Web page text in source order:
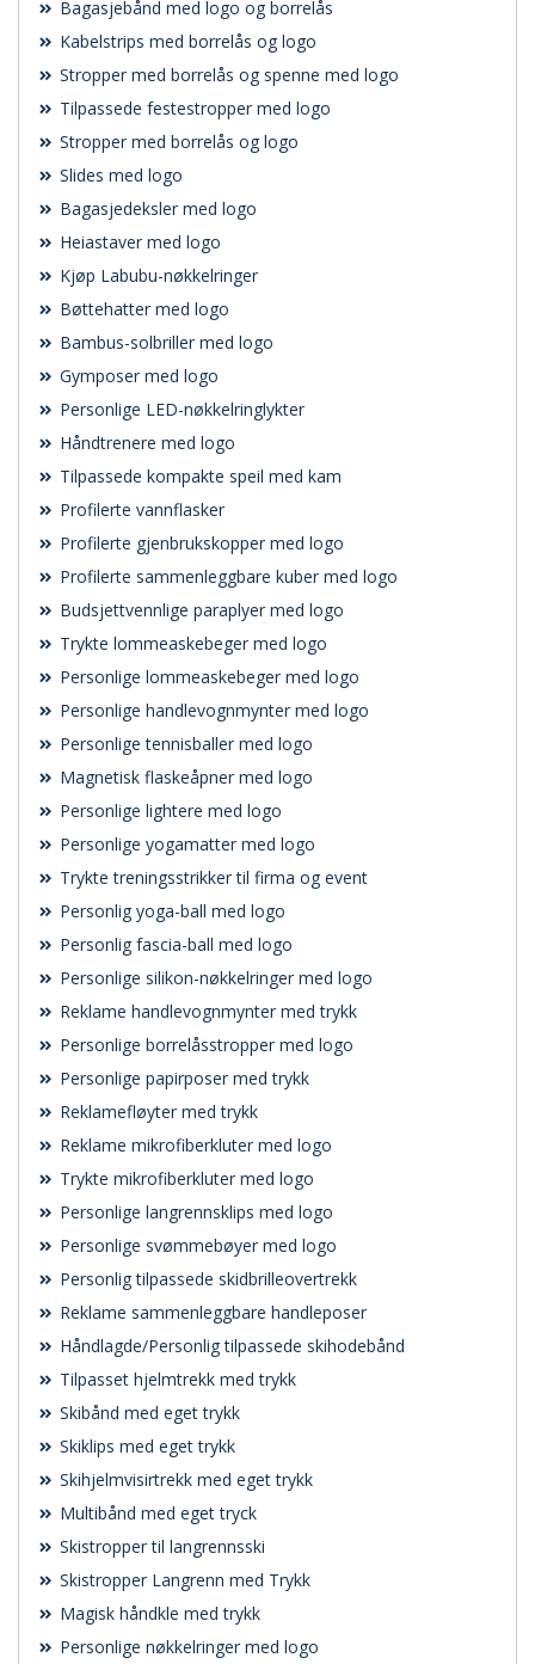
Bagasjebånd med logo og borrelås
Kabelstrips med borrelås og logo
Stropper med borrelås og spenne med logo
Tilpassede festestropper med logo
Stropper med borrelås og logo
Slides med logo
Bagasjedeksler med logo
Heiastaver med logo
Kjøp Labubu-nøkkelringer
Bøttehatter med logo
Bambus-solbriller med logo
Gymposer med logo
Personlige LED-nøkkelringlykter
Håndtrenere med logo
Tilpassede kompakte speil med kam
Profilerte vannflasker
Profilerte gjenbrukskopper med logo
Profilerte sammenleggbare kuber med logo
Budsjettvennlige paraplyer med logo
Trykte lommeaskebeger med logo
Personlige lommeaskebeger med logo
Personlige handlevognmynter med logo
Personlige tennisballer med logo
Magnetisk flaskeåpner med logo
Personlige lightere med logo
Personlige yogamatter med logo
Trykte treningsstrikker til firma og event
Personlig yoga-ball med logo
Personlig fascia-ball med logo
Personlige silikon-nøkkelringer med logo
Reklame handlevognmynter med trykk
Personlige borrelåsstropper med logo
Personlige papirposer med trykk
Reklamefløyter med trykk
Reklame mikrofiberkluter med logo
Trykte mikrofiberkluter med logo
Personlige langrennsklips med logo
Personlige svømmebøyer med logo
Personlig tilpassede skidbrilleovertrekk
Reklame sammenleggbare handleposer
Håndlagde/Personlig tilpassede skihodebånd
Tilpasset hjelmtrekk med trykk
Skibånd med eget trykk
Skiklips med eget trykk
Skihjelmvisirtrekk med eget trykk
Multibånd med eget tryck
Skistropper til langrennsski
Skistropper Langrenn med Trykk
Magisk håndkle med trykk
Personlige nøkkelringer med logo